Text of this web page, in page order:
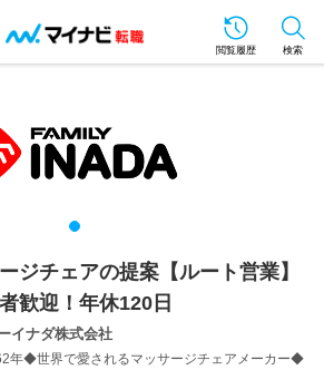
閲覧履歴 検索
ジチェアの提案【ルート営業】
歓迎！年休120日
イナダ株式会社
年◆世界で愛されるマッサージチェアメーカー◆